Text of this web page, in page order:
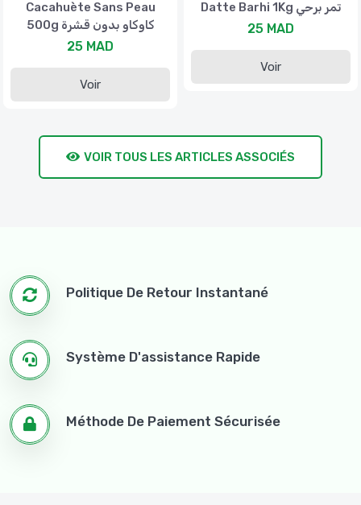
Cacahuète Sans Peau
500g كاوكاو بدون قشرة
25 MAD
Voir
Datte Barhi 1Kg تمر برحي
25 MAD
Voir
VOIR TOUS LES ARTICLES ASSOCIÉS
Politique De Retour Instantané
Système D'assistance Rapide
Méthode De Paiement Sécurisée